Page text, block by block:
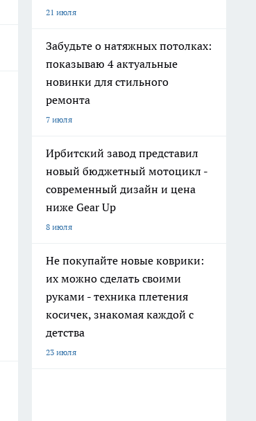
21 июля
Забудьте о натяжных потолках:
показываю 4 актуальные
новинки для стильного
ремонта
7 июля
Ирбитский завод представил
новый бюджетный мотоцикл -
современный дизайн и цена
ниже Gear Up
8 июля
Не покупайте новые коврики:
их можно сделать своими
руками - техника плетения
косичек, знакомая каждой с
детства
23 июля